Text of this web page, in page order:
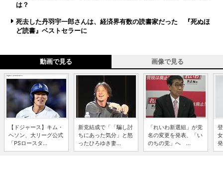
は？
死去した丹羽宇一郎さんは、経済界有数の読書家だった 『死ぬほ
ど読書』ベストセラーに
動画で見る 画像で見る
【ドジャース】キム・
ヘソン、大リーグ公式
「PSロースタ...
新党結成で「「騙し討
ちにあった気分」と怒
ったひろゆき妻...
「れいわ新選組」が党
名の変更を発表、「い
のちの党」へ ...